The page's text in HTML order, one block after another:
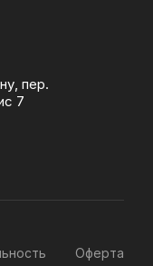
пер.
7
Оферта